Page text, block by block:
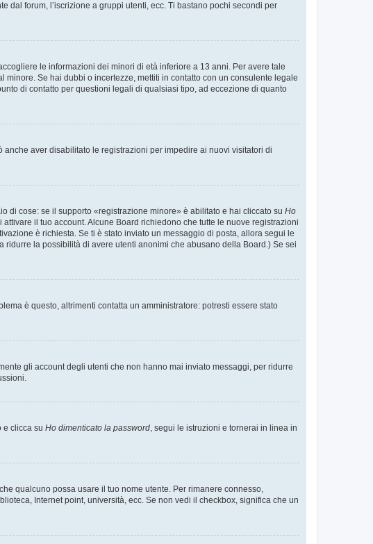
dal forum, l’iscrizione a gruppi utenti, ecc. Ti bastano pochi secondi per
le informazioni dei minori di età inferiore a 13 anni. Per avere tale
Se hai dubbi o incertezze, mettiti in contatto con un consulente legale
di contatto per questioni legali di qualsiasi tipo, ad eccezione di quanto
aver disabilitato le registrazioni per impedire ai nuovi visitatori di
di cose: se il supporto «registrazione minore» è abilitato e hai cliccato su Ho
il tuo account. Alcune Board richiedono che tutte le nuove registrazioni
è richiesta. Se ti è stato inviato un messaggio di posta, allora segui le
la possibilità di avere utenti anonimi che abusano della Board.) Se sei
è questo, altrimenti contatta un amministratore: potresti essere stato
gli account degli utenti che non hanno mai inviato messaggi, per ridurre
e clicca su Ho dimenticato la password, segui le istruzioni e tornerai in linea in
qualcuno possa usare il tuo nome utente. Per rimanere connesso,
Internet point, università, ecc. Se non vedi il checkbox, significa che un